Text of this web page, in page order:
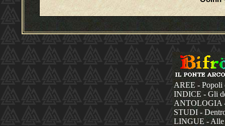
AREE - Popoli
INDICE - Gli
ANTOLOGIA
STUDI -
LINGUE - Alle